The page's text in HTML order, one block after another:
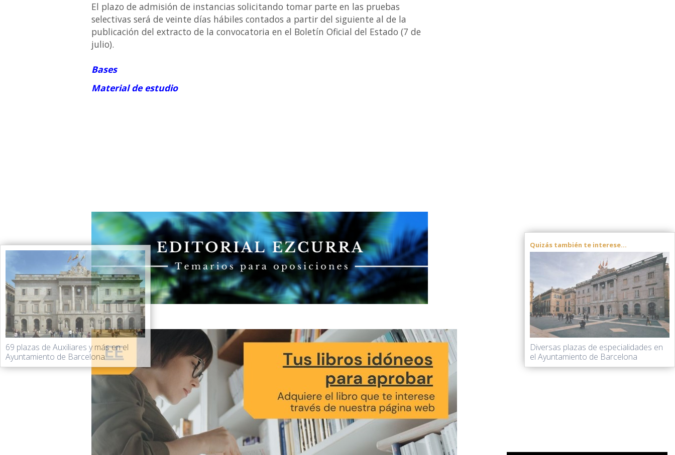
El plazo de admisión de instancias solicitando tomar parte en las pruebas
selectivas será de veinte días hábiles contados a partir del siguiente al de la
publicación del extracto de la convocatoria en el Boletín Oficial del Estado (7 de
julio).
Bases
Material de estudio
69 plazas de Auxiliares y más en el
Ayuntamiento de Barcelona
Quizás también te interese...
Diversas plazas de especialidades en
el Ayuntamiento de Barcelona